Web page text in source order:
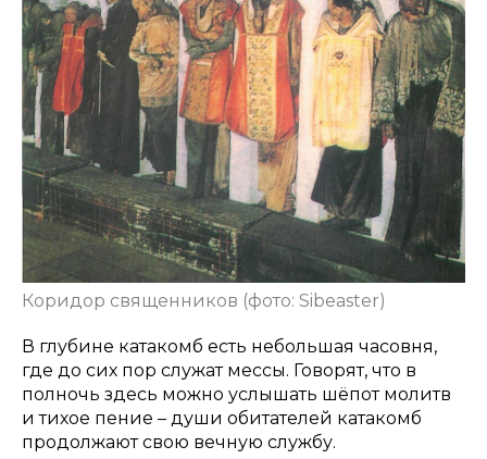
Коридор священников (фото: Sibeaster)
В глубине катакомб есть небольшая часовня,
где до сих пор служат мессы. Говорят, что в
полночь здесь можно услышать шёпот молитв
и тихое пение – души обитателей катакомб
продолжают свою вечную службу.